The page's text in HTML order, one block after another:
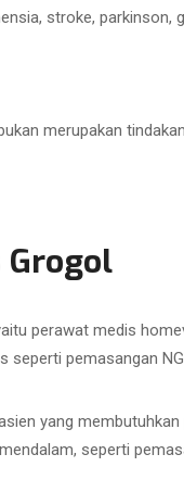
stroke, parkinson,
merupakan
Grogol
perawat medis
pemasangan
yang
seperti